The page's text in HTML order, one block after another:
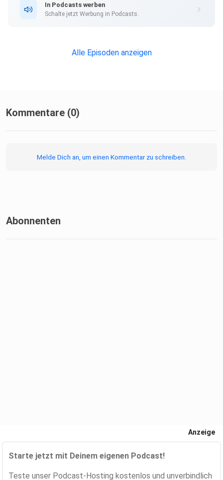
In Podcasts werben
Schalte jetzt Werbung in Podcasts.
Alle Episoden anzeigen
Kommentare (0)
Melde Dich an, um einen Kommentar zu schreiben.
Abonnenten
Anzeige
Starte jetzt mit Deinem eigenen Podcast!
Teste unser Podcast-Hosting kostenlos und unverbindlich